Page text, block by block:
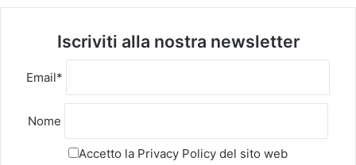
Iscriviti alla nostra newsletter
Email*
Nome
Accetto la Privacy Policy del sito web